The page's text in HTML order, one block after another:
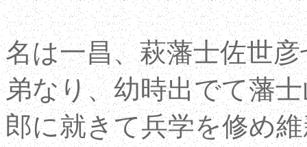
名は一昌、萩藩士佐世
弟なり、幼時出でて藩
郎に就きて兵学を修め